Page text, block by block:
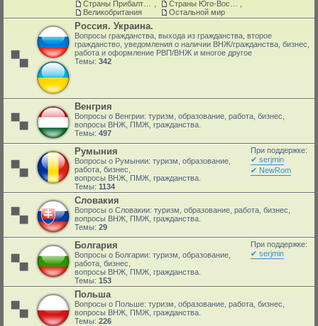
Великобритания
Остальной мир
Россия. Украина.
Вопросы гражданства, выхода из гражданства, второе
гражданство, уведомления о наличии ВНЖ/гражданства, бизнес,
работа и оформление РВП/ВНЖ и многое другое
Темы: 342
Венгрия
Вопросы о Венгрии: туризм, образование, работа, бизнес,
вопросы ВНЖ, ПМЖ, гражданства.
Темы: 497
При поддержке:
✔ serjmin
✔ NewRom
Румыния
Вопросы о Румынии: туризм, образование,
работа, бизнес,
вопросы ВНЖ, ПМЖ, гражданства.
Темы: 1134
Словакия
Вопросы о Словакии: туризм, образование, работа, бизнес,
вопросы ВНЖ, ПМЖ, гражданства.
Темы: 29
При поддержке:
✔ serjmin
Болгария
Вопросы о Болгарии: туризм, образование,
работа, бизнес,
вопросы ВНЖ, ПМЖ, гражданства.
Темы: 153
Польша
Вопросы о Польше: туризм, образование, работа, бизнес,
вопросы ВНЖ, ПМЖ, гражданства.
Темы: 226